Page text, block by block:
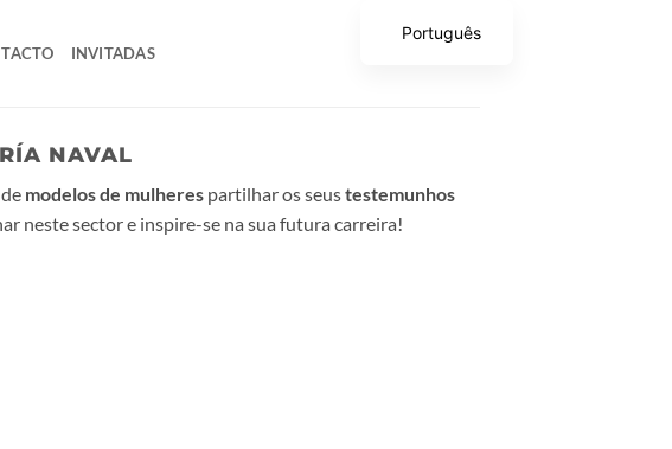
INVITADAS
NAVAL
modelos de mulheres partilhar os seustestemunhos
neste sector e inspire-se na sua futura carreira!
Português